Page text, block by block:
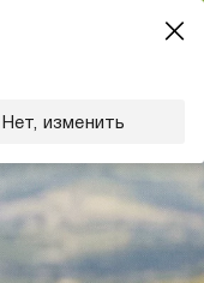
Нет, изменить